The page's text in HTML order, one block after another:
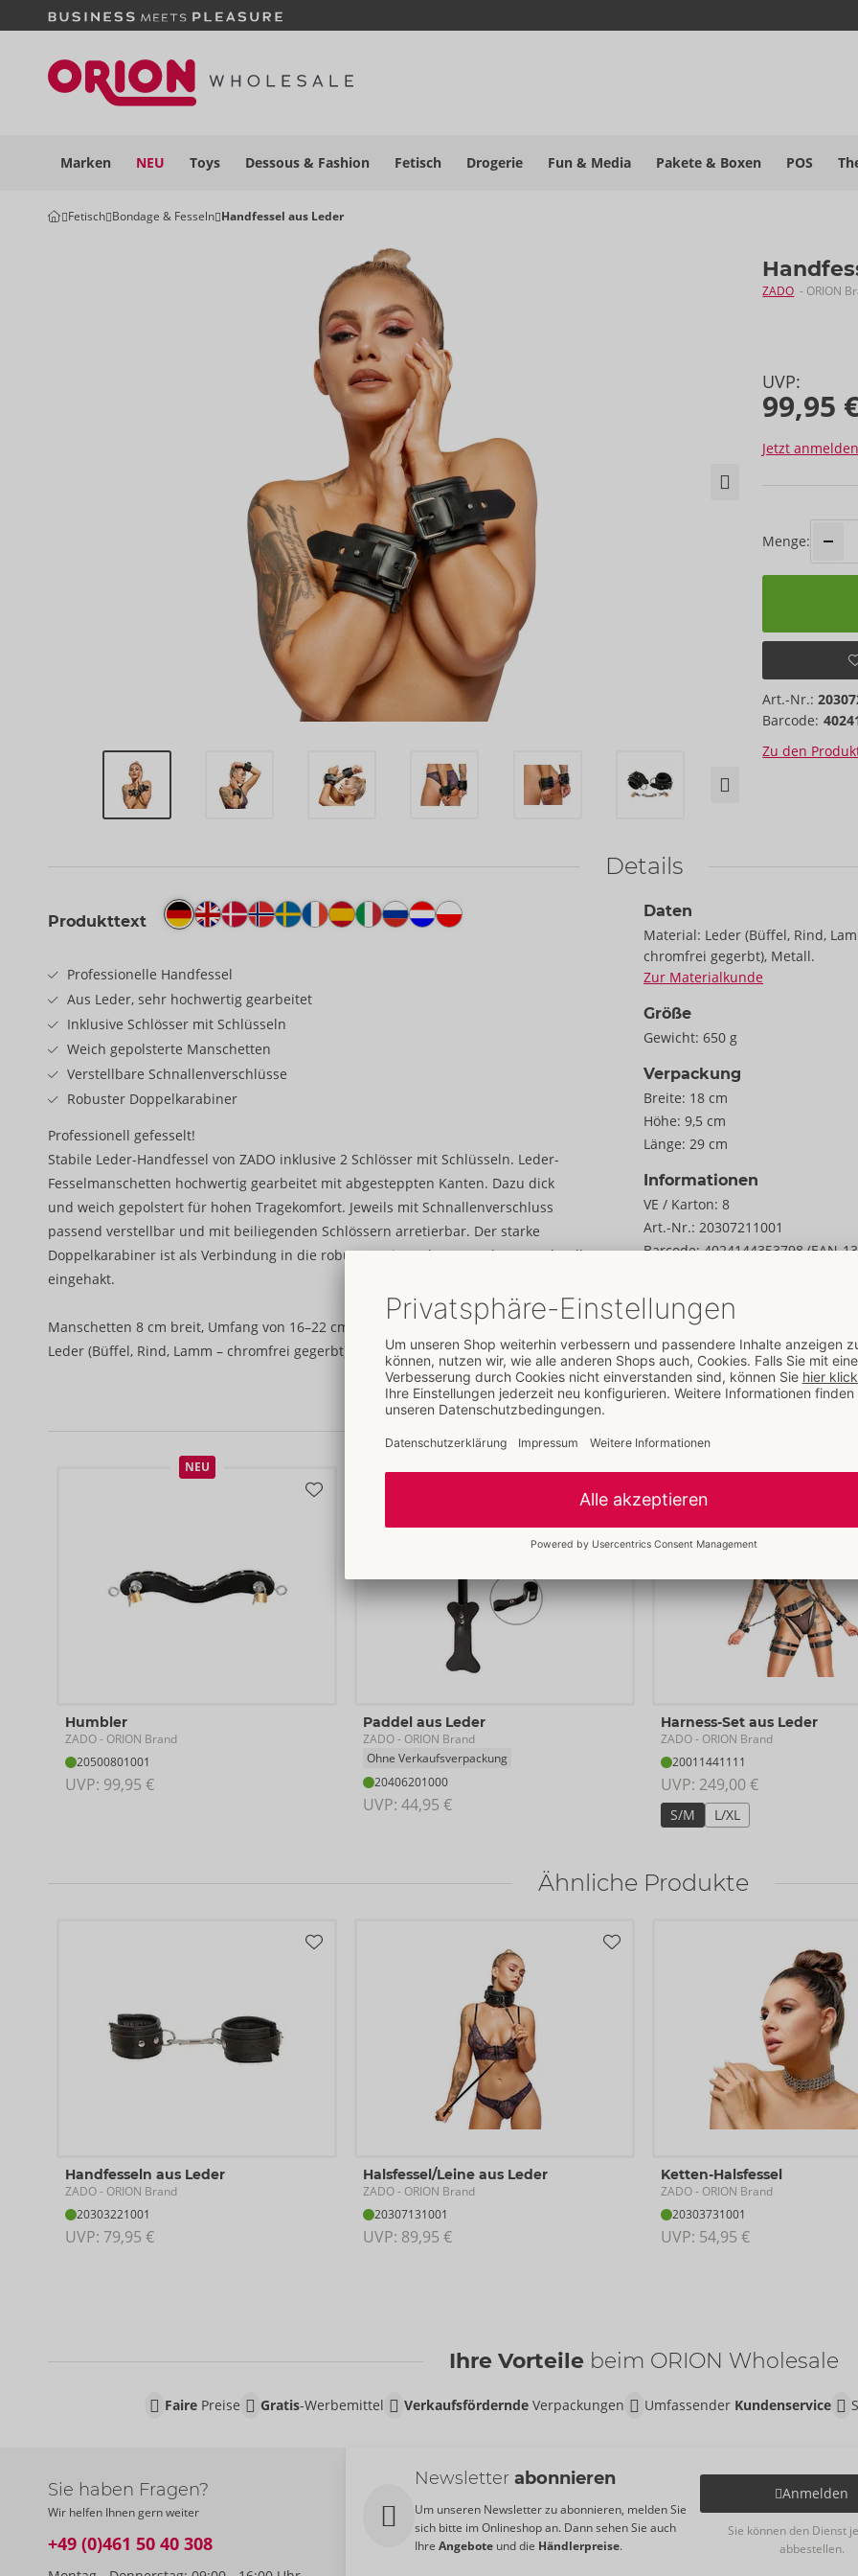
Marken NEU Toys Dessous & Fashion Fetisch Drogerie Fun & Media Pakete & Boxen POS
Fetisch Bondage & Fesseln Handfessel aus Leder
ZADO - ORION
UVP:
99,95
Jetzt
Menge:
Art.-Nr.:
Barcode:
Zu den
Details
Produkttext
Professionelle Handfessel
Aus Leder, sehr hochwertig gearbeitet
Inklusive Schlösser mit Schlüsseln
Weich gepolsterte Manschetten
Verstellbare Schnallenverschlüsse
Robuster Doppelkarabiner
Professionell gefesselt!
Stabile Leder-Handfessel von ZADO inklusive 2 Schlösser mit Schlüsseln. Leder-
Fesselmanschetten hochwertig gearbeitet mit abgesteppten Kanten. Dazu dick
und weich gepolstert für hohen Tragekomfort. Jeweils mit Schnallenverschluss
passend verstellbar und mit beiliegenden Schlössern arretierbar. Der starke
Doppelkarabiner ist als Verbindung in die robusten Ringe der Manschetten schnell
eingehakt.
Manschetten 8 cm breit, Umfang von 16–22 cm verstellbar.
Leder (Büffel, Rind, Lamm – chromfrei gegerbt), Metall.
Daten
Material: Leder (Büffel, Rind,
chromfrei gegerbt), Metall.
Zur Materialkunde
Größe
Gewicht: 650 g
Verpackung
Breite: 18 cm
Höhe: 9,5 cm
Länge: 29 cm
Informationen
VE / Karton: 8
Art.-Nr.: 20307211001
Barcode: 4024144353798 (EAN-
Herkunftsland:
NEU
Humbler
ZADO- ORION Brand
20500801001
UVP: 99,95 €
Paddel aus Leder
ZADO- ORION Brand
Ohne Verkaufsverpackung
20406201000
UVP: 44,95 €
Harness-Set aus Leder
ZADO- ORION Brand
20011441111
UVP: 249,00 €
S/M L/XL
Ähnliche Produkte
Handfesseln aus Leder
ZADO- ORION Brand
20303221001
UVP: 79,95 €
Halsfessel/Leine aus Leder
ZADO- ORION Brand
20307131001
UVP: 89,95 €
Ketten-Halsfessel
ZADO- ORION Brand
20303731001
UVP: 54,95 €
Ihre Vorteile beim ORION Wholesale
FairePreise Gratis-Werbemittel VerkaufsförderndeVerpackungen Umfassender Kundenservice
Sie haben Fragen?
Wir helfen Ihnen gern weiter
+49 (0)461 50 40 308
Newsletter abonnieren
Um unseren Newsletter zu abonnieren, melden Sie
sich bitte im Onlineshop an. Dann sehen Sie auch
Ihre Angebote und die Händlerpreise.
Anmelden
Sie können den Dienst
abbestellen.